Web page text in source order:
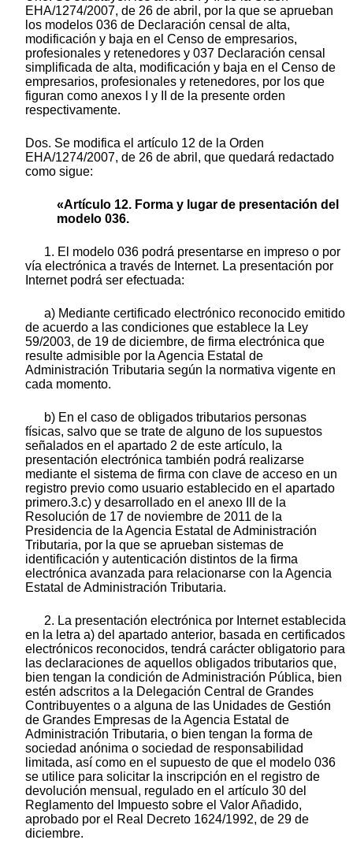
EHA/1274/2007, de 26 de abril, por la que se aprueban
los modelos 036 de Declaración censal de alta,
modificación y baja en el Censo de empresarios,
profesionales y retenedores y 037 Declaración censal
simplificada de alta, modificación y baja en el Censo de
empresarios, profesionales y retenedores, por los que
figuran como anexos I y II de la presente orden
respectivamente.
Dos. Se modifica el artículo 12 de la Orden
EHA/1274/2007, de 26 de abril, que quedará redactado
como sigue:
«Artículo 12. Forma y lugar de presentación del
modelo 036.
1. El modelo 036 podrá presentarse en impreso o por
vía electrónica a través de Internet. La presentación por
Internet podrá ser efectuada:
a) Mediante certificado electrónico reconocido emitido
de acuerdo a las condiciones que establece la Ley
59/2003, de 19 de diciembre, de firma electrónica que
resulte admisible por la Agencia Estatal de
Administración Tributaria según la normativa vigente en
cada momento.
b) En el caso de obligados tributarios personas
físicas, salvo que se trate de alguno de los supuestos
señalados en el apartado 2 de este artículo, la
presentación electrónica también podrá realizarse
mediante el sistema de firma con clave de acceso en un
registro previo como usuario establecido en el apartado
primero.3.c) y desarrollado en el anexo III de la
Resolución de 17 de noviembre de 2011 de la
Presidencia de la Agencia Estatal de Administración
Tributaria, por la que se aprueban sistemas de
identificación y autenticación distintos de la firma
electrónica avanzada para relacionarse con la Agencia
Estatal de Administración Tributaria.
2. La presentación electrónica por Internet establecida
en la letra a) del apartado anterior, basada en certificados
electrónicos reconocidos, tendrá carácter obligatorio para
las declaraciones de aquellos obligados tributarios que,
bien tengan la condición de Administración Pública, bien
estén adscritos a la Delegación Central de Grandes
Contribuyentes o a alguna de las Unidades de Gestión
de Grandes Empresas de la Agencia Estatal de
Administración Tributaria, o bien tengan la forma de
sociedad anónima o sociedad de responsabilidad
limitada, así como en el supuesto de que el modelo 036
se utilice para solicitar la inscripción en el registro de
devolución mensual, regulado en el artículo 30 del
Reglamento del Impuesto sobre el Valor Añadido,
aprobado por el Real Decreto 1624/1992, de 29 de
diciembre.